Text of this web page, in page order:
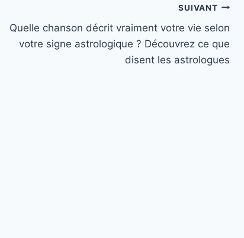
SUIVANT
Quelle chanson décrit vraiment votre vie selon
votre signe astrologique ? Découvrez ce que
disent les astrologues